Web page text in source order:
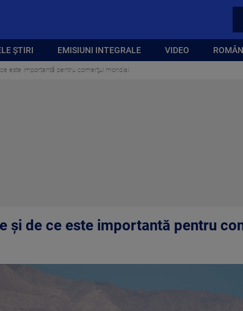
ȘTIRI EMISIUNI INTEGRALE VIDEO
este importantă pentru comerţul mondial
şi de ce este importantă pentru